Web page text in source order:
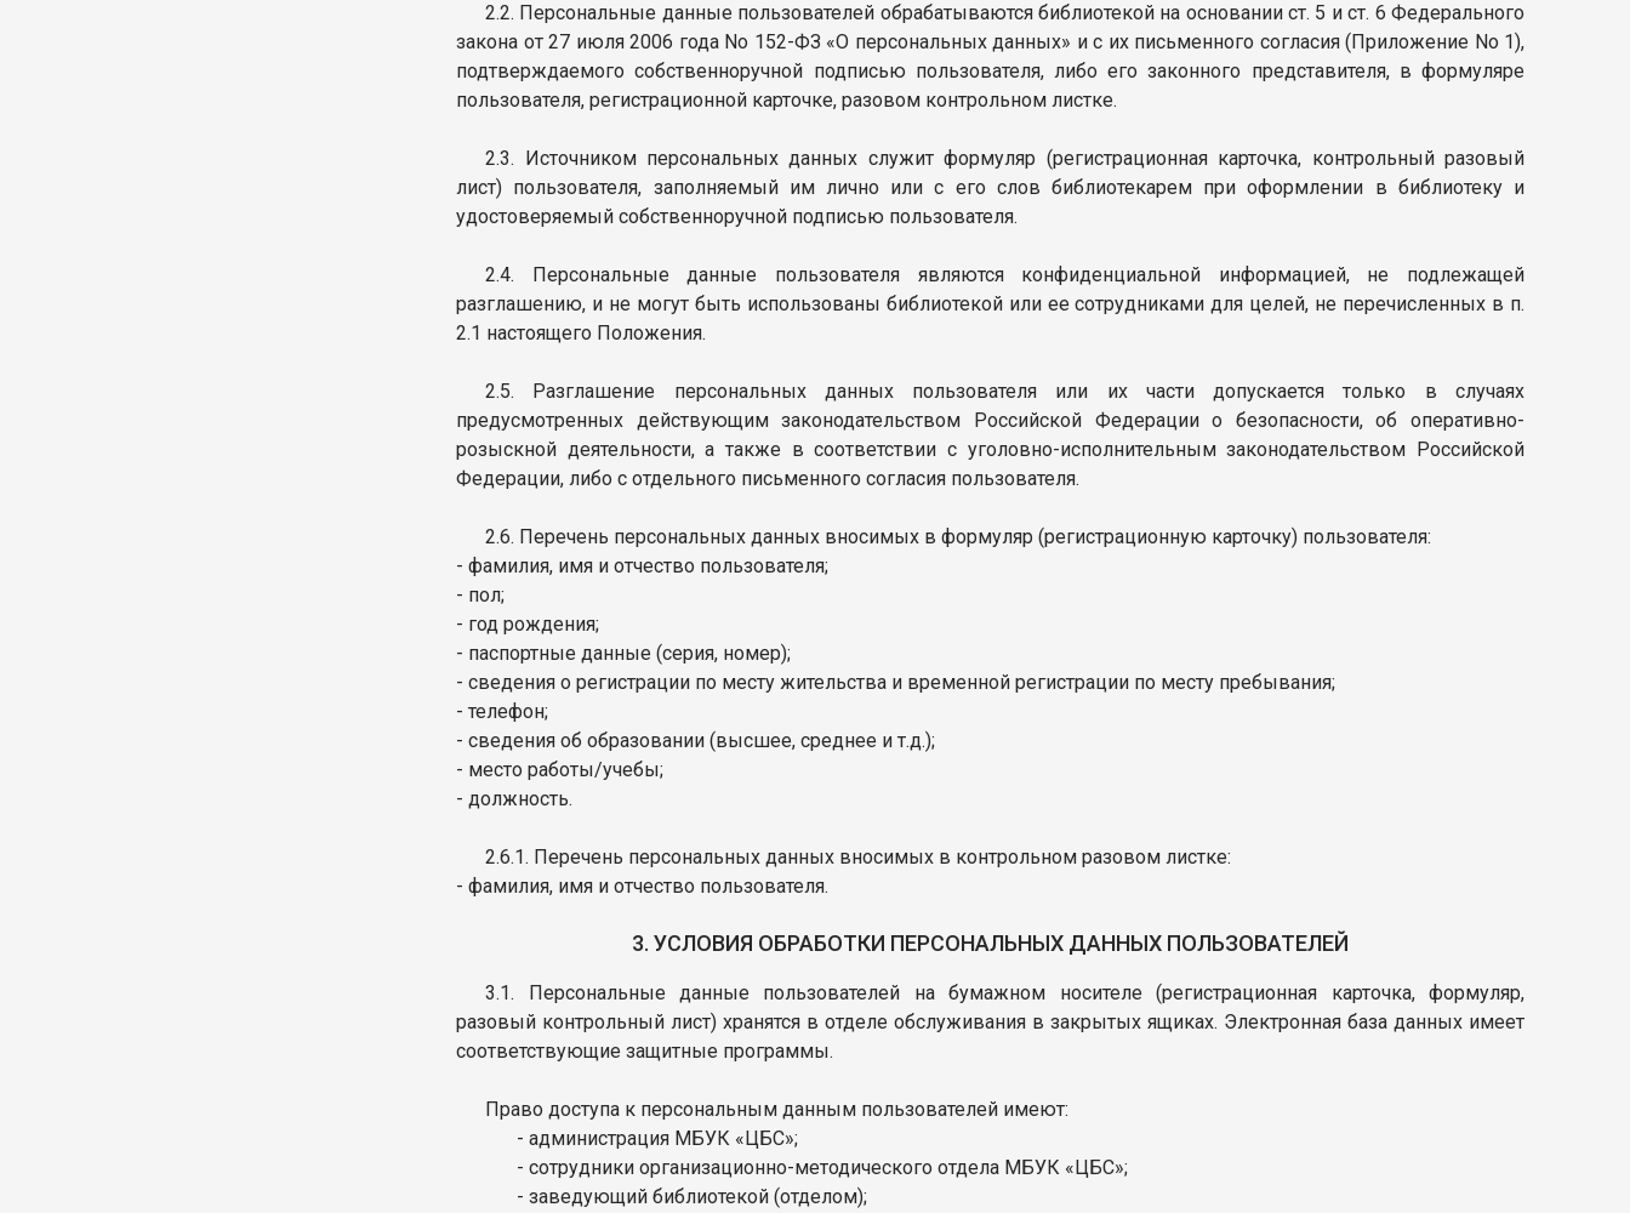
2.2. Персональные данные пользователей обрабатываются библиотекой на основании ст. 5 и ст. 6 Федерального
закона от 27 июля 2006 года No 152-ФЗ «О персональных данных» и с их письменного согласия (Приложение No 1),
подтверждаемого собственноручной подписью пользователя, либо его законного представителя, в формуляре
пользователя, регистрационной карточке, разовом контрольном листке.
2.3. Источником персональных данных служит формуляр (регистрационная карточка, контрольный разовый
лист) пользователя, заполняемый им лично или с его слов библиотекарем при оформлении в библиотеку и
удостоверяемый собственноручной подписью пользователя.
2.4. Персональные данные пользователя являются конфиденциальной информацией, не подлежащей
разглашению, и не могут быть использованы библиотекой или ее сотрудниками для целей, не перечисленных в п.
2.1 настоящего Положения.
2.5. Разглашение персональных данных пользователя или их части допускается только в случаях
предусмотренных действующим законодательством Российской Федерации о безопасности, об оперативно-
розыскной деятельности, а также в соответствии с уголовно-исполнительным законодательством Российской
Федерации, либо с отдельного письменного согласия пользователя.
2.6. Перечень персональных данных вносимых в формуляр (регистрационную карточку) пользователя:
- фамилия, имя и отчество пользователя;
- пол;
- год рождения;
- паспортные данные (серия, номер);
- сведения о регистрации по месту жительства и временной регистрации по месту пребывания;
- телефон;
- сведения об образовании (высшее, среднее и т.д.);
- место работы/учебы;
- должность.
2.6.1. Перечень персональных данных вносимых в контрольном разовом листке:
- фамилия, имя и отчество пользователя.
3. УСЛОВИЯ ОБРАБОТКИ ПЕРСОНАЛЬНЫХ ДАННЫХ ПОЛЬЗОВАТЕЛЕЙ
3.1. Персональные данные пользователей на бумажном носителе (регистрационная карточка, формуляр,
разовый контрольный лист) хранятся в отделе обслуживания в закрытых ящиках. Электронная база данных имеет
соответствующие защитные программы.
Право доступа к персональным данным пользователей имеют:
- администрация МБУК «ЦБС»;
- сотрудники организационно-методического отдела МБУК «ЦБС»;
- заведующий библиотекой (отделом);